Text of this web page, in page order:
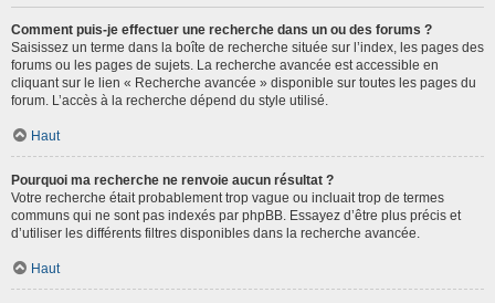
Comment puis-je effectuer une recherche dans un ou des forums ?
Saisissez un terme dans la boîte de recherche située sur l’index, les pages des
forums ou les pages de sujets. La recherche avancée est accessible en
cliquant sur le lien « Recherche avancée » disponible sur toutes les pages du
forum. L’accès à la recherche dépend du style utilisé.
Haut
Pourquoi ma recherche ne renvoie aucun résultat ?
Votre recherche était probablement trop vague ou incluait trop de termes
communs qui ne sont pas indexés par phpBB. Essayez d’être plus précis et
d’utiliser les différents filtres disponibles dans la recherche avancée.
Haut